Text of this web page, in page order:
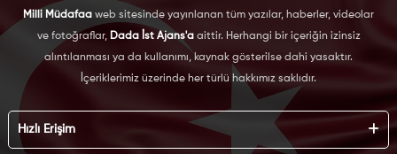
Milli Müdafaa web sitesinde yayınlanan tüm yazılar, haberler, videolar
ve fotoğraflar, Dada İst Ajans'aaittir. Herhangi bir içeriğin izinsiz
alıntılanması ya da kullanımı, kaynak gösterilse dahi yasaktır.
İçeriklerimiz üzerinde her türlü hakkımız saklıdır.
Hızlı Erişim